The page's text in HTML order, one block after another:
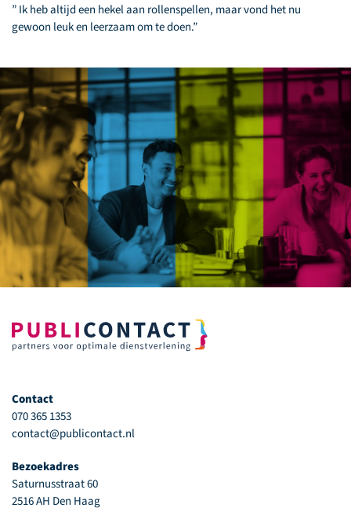
” Ik heb altijd een hekel aan rollenspellen, maar vond het nu
gewoon leuk en leerzaam om te doen.”
Contact
070 365 1353
contact@publicontact.nl
Bezoekadres
Saturnusstraat 60
2516 AH Den Haag